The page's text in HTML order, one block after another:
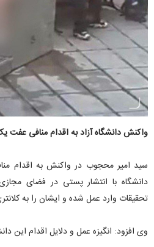
واکنش دانشگاه آزاد به اقدام منافی
سید امیر محجوب در واکنش به اقدام
دانشگاه با انتشار پستی در فضای
تحقیقات وارد عمل شده و ایشان را به
وی افزود: انگیزه عمل و دلایل اقدام